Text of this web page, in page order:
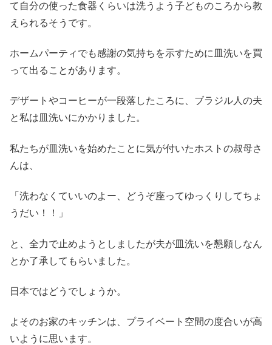
て自分の使った食器くらいは洗うよう子どものころから教
えられるそうです。
ホームパーティでも感謝の気持ちを示すために皿洗いを買
って出ることがあります。
デザートやコーヒーが一段落したころに、ブラジル人の夫
と私は皿洗いにかかりました。
私たちが皿洗いを始めたことに気が付いたホストの叔母さ
んは、
「洗わなくていいのよー、どうぞ座ってゆっくりしてちょ
うだい！！」
と、全力で止めようとしましたが夫が皿洗いを懇願しなん
とか了承してもらいました。
日本ではどうでしょうか。
よそのお家のキッチンは、プライベート空間の度合いが高
いように思います。